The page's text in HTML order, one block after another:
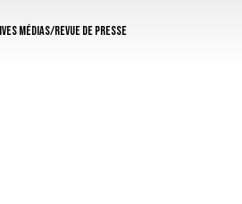
médias/revue de presse